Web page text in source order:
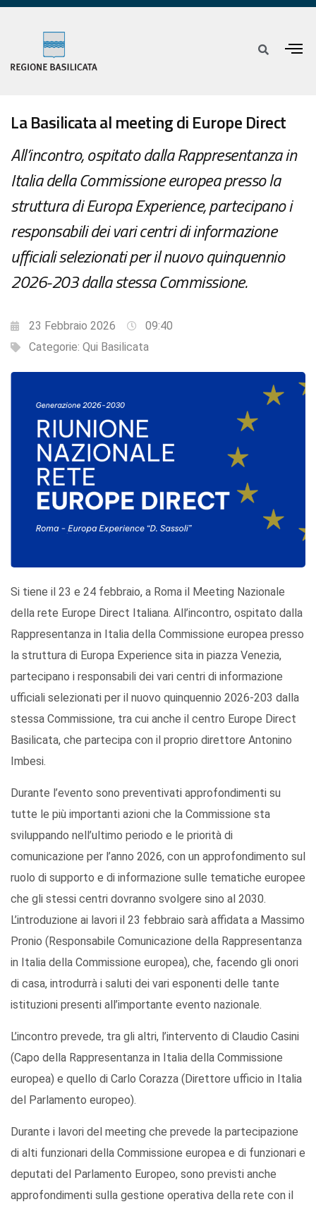
La Basilicata al meeting di Europe Direct
All’incontro, ospitato dalla Rappresentanza in
Italia della Commissione europea presso la
struttura di Europa Experience, partecipano i
responsabili dei vari centri di informazione
ufficiali selezionati per il nuovo quinquennio
2026-203 dalla stessa Commissione.
23 Febbraio 2026
09:40
Categorie: Qui Basilicata
Si tiene il 23 e 24 febbraio, a Roma il Meeting Nazionale
della rete Europe Direct Italiana. All’incontro, ospitato dalla
Rappresentanza in Italia della Commissione europea presso
la struttura di Europa Experience sita in piazza Venezia,
partecipano i responsabili dei vari centri di informazione
ufficiali selezionati per il nuovo quinquennio 2026-203 dalla
stessa Commissione, tra cui anche il centro Europe Direct
Basilicata, che partecipa con il proprio direttore Antonino
Imbesi.
Durante l’evento sono preventivati approfondimenti su
tutte le più importanti azioni che la Commissione sta
sviluppando nell’ultimo periodo e le priorità di
comunicazione per l’anno 2026, con un approfondimento sul
ruolo di supporto e di informazione sulle tematiche europee
che gli stessi centri dovranno svolgere sino al 2030.
L’introduzione ai lavori il 23 febbraio sarà affidata a Massimo
Pronio (Responsabile Comunicazione della Rappresentanza
in Italia della Commissione europea), che, facendo gli onori
di casa, introdurrà i saluti dei vari esponenti delle tante
istituzioni presenti all’importante evento nazionale.
L’incontro prevede, tra gli altri, l’intervento di Claudio Casini
(Capo della Rappresentanza in Italia della Commissione
europea) e quello di Carlo Corazza (Direttore ufficio in Italia
del Parlamento europeo).
Durante i lavori del meeting che prevede la partecipazione
di alti funzionari della Commissione europea e di funzionari e
deputati del Parlamento Europeo, sono previsti anche
approfondimenti sulla gestione operativa della rete con il